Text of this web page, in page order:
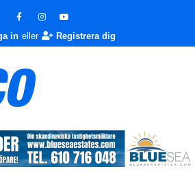
in eller Registrera dig